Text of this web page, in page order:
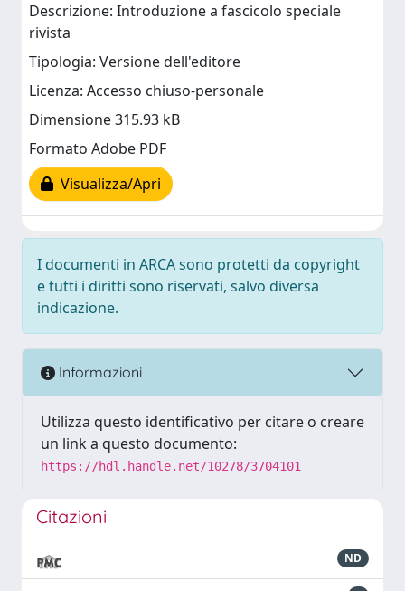
Descrizione: Introduzione a fascicolo speciale
rivista
Tipologia: Versione dell'editore
Licenza: Accesso chiuso-personale
Dimensione 315.93 kB
Formato Adobe PDF
Visualizza/Apri
I documenti in ARCA sono protetti da copyright
e tutti i diritti sono riservati, salvo diversa
indicazione.
Informazioni
Utilizza questo identificativo per citare o creare
un link a questo documento:
https://hdl.handle.net/10278/3704101
Citazioni
ND